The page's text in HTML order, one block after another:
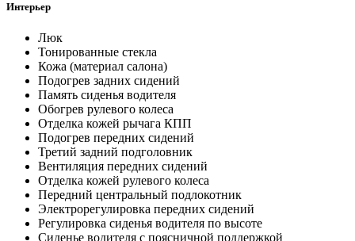
Интерьер
Люк
Тонированные стекла
Кожа (материал салона)
Подогрев задних сидений
Память сиденья водителя
Обогрев рулевого колеса
Отделка кожей рычага КПП
Подогрев передних сидений
Третий задний подголовник
Вентиляция передних сидений
Отделка кожей рулевого колеса
Передний центральный подлокотник
Электрорегулировка передних сидений
Регулировка сиденья водителя по высоте
Сиденье водителя с поясничной поддержкой